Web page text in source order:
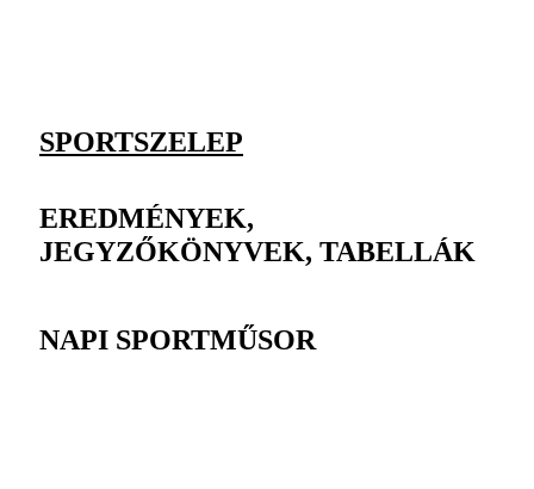
SPORTSZELEP
EREDMÉNYEK,
JEGYZŐKÖNYVEK, TABELLÁK
NAPI SPORTMŰSOR